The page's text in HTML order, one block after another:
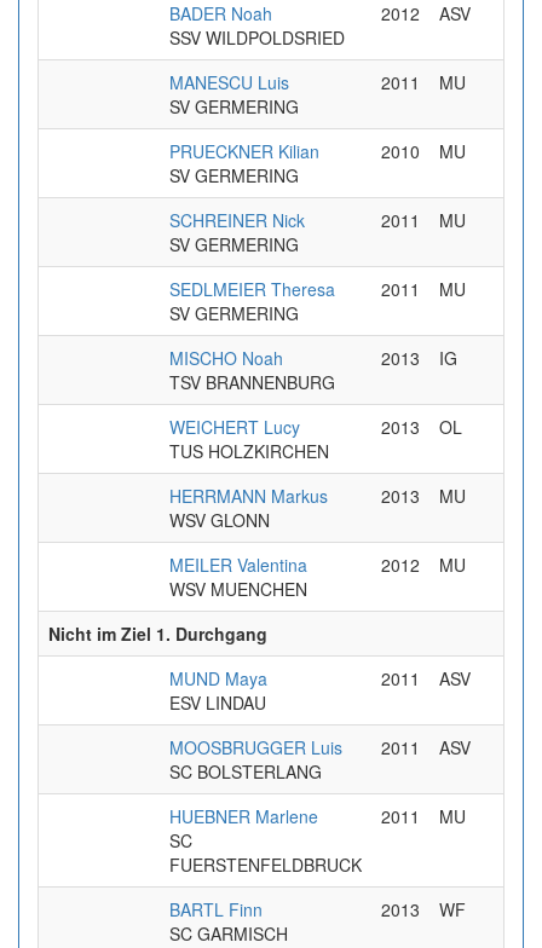
BADER Noah
SSV WILDPOLDSRIED
2012 ASV
MANESCU Luis
SV GERMERING
2011 MU
PRUECKNER Kilian
SV GERMERING
2010 MU
SCHREINER Nick
SV GERMERING
2011 MU
SEDLMEIER Theresa
SV GERMERING
2011 MU
MISCHO Noah
TSV BRANNENBURG
2013 IG
WEICHERT Lucy
TUS HOLZKIRCHEN
2013 OL
HERRMANN Markus
WSV GLONN
2013 MU
MEILER Valentina
WSV MUENCHEN
2012 MU
Nicht im Ziel 1. Durchgang
MUND Maya
ESV LINDAU
2011 ASV
MOOSBRUGGER Luis
SC BOLSTERLANG
2011 ASV
HUEBNER Marlene
SC
FUERSTENFELDBRUCK
2011 MU
BARTL Finn
SC GARMISCH
2013 WF